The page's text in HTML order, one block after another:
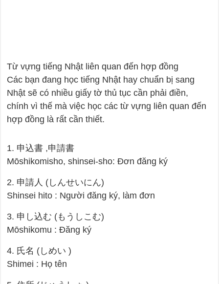
Từ vựng tiếng Nhật liên quan đến hợp đồng
Các bạn đang học tiếng Nhật hay chuẩn bị sang
Nhật sẽ có nhiều giấy tờ thủ tục cần phải điền,
chính vì thế mà việc học các từ vựng liên quan đến
hợp đồng là rất cần thiết.
1. 申込書 ,申請書
Mōshikomisho, shinsei-sho: Đơn đăng ký
2. 申請人 (しんせいにん)
Shinsei hito : Người đăng ký, làm đơn
3. 申し込む (もうしこむ)
Mōshikomu : Đăng ký
4. 氏名 (しめい )
Shimei : Họ tên